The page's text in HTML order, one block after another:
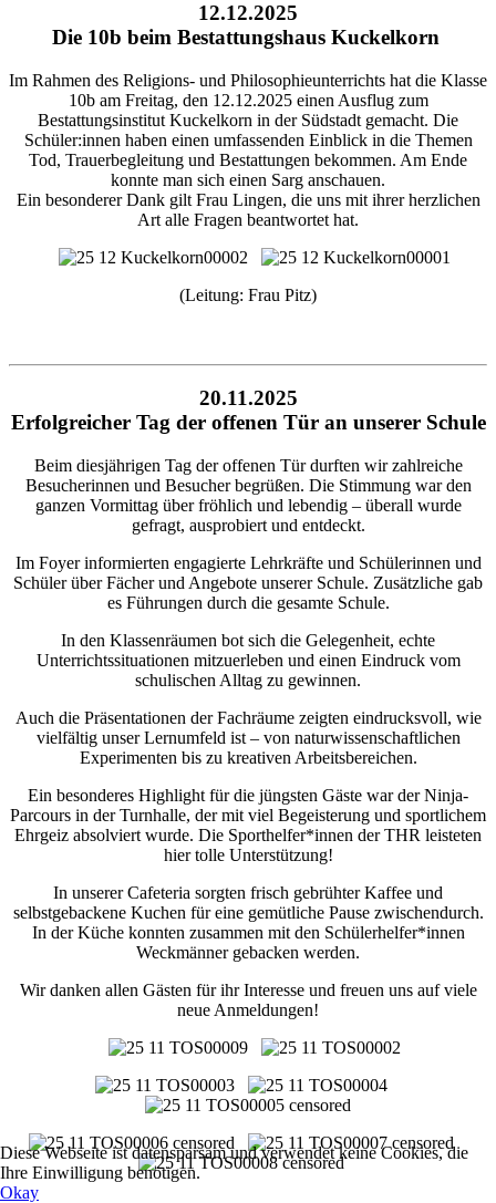
12.12.2025
Die 10b beim Bestattungshaus Kuckelkorn
Im Rahmen des Religions- und Philosophieunterrichts hat die Klasse
10b am Freitag, den 12.12.2025 einen Ausflug zum
Bestattungsinstitut Kuckelkorn in der Südstadt gemacht. Die
Schüler:innen haben einen umfassenden Einblick in die Themen
Tod, Trauerbegleitung und Bestattungen bekommen. Am Ende
konnte man sich einen Sarg anschauen.
Ein besonderer Dank gilt Frau Lingen, die uns mit ihrer herzlichen
Art alle Fragen beantwortet hat.
(Leitung: Frau Pitz)
20.11.2025
Erfolgreicher Tag der offenen Tür an unserer Schule
Beim diesjährigen Tag der offenen Tür durften wir zahlreiche
Besucherinnen und Besucher begrüßen. Die Stimmung war den
ganzen Vormittag über fröhlich und lebendig – überall wurde
gefragt, ausprobiert und entdeckt.
Im Foyer informierten engagierte Lehrkräfte und Schülerinnen und
Schüler über Fächer und Angebote unserer Schule. Zusätzliche gab
es Führungen durch die gesamte Schule.
In den Klassenräumen bot sich die Gelegenheit, echte
Unterrichtssituationen mitzuerleben und einen Eindruck vom
schulischen Alltag zu gewinnen.
Auch die Präsentationen der Fachräume zeigten eindrucksvoll, wie
vielfältig unser Lernumfeld ist – von naturwissenschaftlichen
Experimenten bis zu kreativen Arbeitsbereichen.
Ein besonderes Highlight für die jüngsten Gäste war der Ninja-
Parcours in der Turnhalle, der mit viel Begeisterung und sportlichem
Ehrgeiz absolviert wurde. Die Sporthelfer*innen der THR leisteten
hier tolle Unterstützung!
In unserer Cafeteria sorgten frisch gebrühter Kaffee und
selbstgebackene Kuchen für eine gemütliche Pause zwischendurch.
In der Küche konnten zusammen mit den Schülerhelfer*innen
Weckmänner gebacken werden.
Wir danken allen Gästen für ihr Interesse und freuen uns auf viele
neue Anmeldungen!
Diese Webseite ist datensparsam und verwendet keine Cookies, die
Ihre Einwilligung benötigen.
Okay